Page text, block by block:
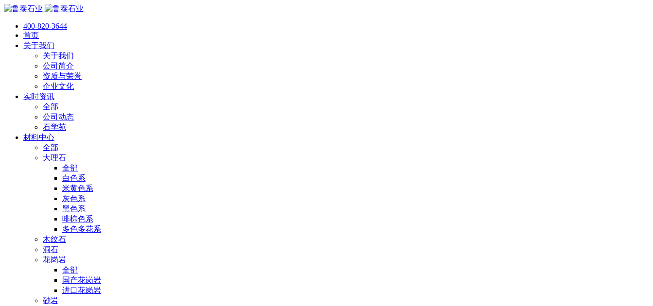
400-820-3644
首页
关于我们
关于我们
公司简介
资质与荣誉
企业文化
实时资讯
全部
公司动态
石学苑
材料中心
全部
大理石
全部
白色系
米黄色系
灰色系
黑色系
啡棕色系
多色多花系
木纹石
洞石
花岗岩
全部
国产花岗岩
进口花岗岩
砂岩